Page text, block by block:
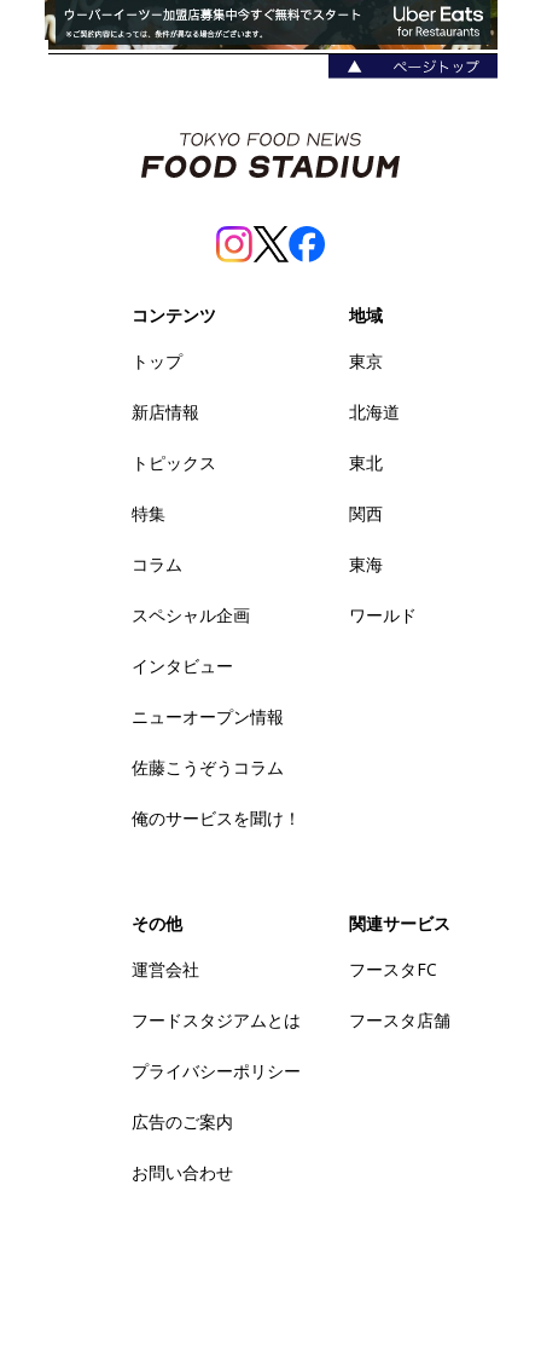
コンテンツ
トップ
新店情報
トピックス
特集
コラム
スペシャル企画
インタビュー
ニューオープン情報
佐藤こうぞうコラム
俺のサービスを聞け！
地域
東京
北海道
東北
関西
東海
ワールド
その他
運営会社
フードスタジアムとは
プライバシーポリシー
広告のご案内
お問い合わせ
関連サービス
フースタFC
フースタ店舗